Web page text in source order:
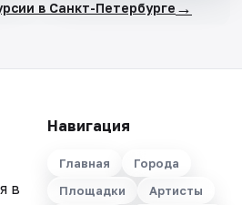
в Санкт-Петербурге →
в
Навигация
Главная
Города
Площадки
Артисты